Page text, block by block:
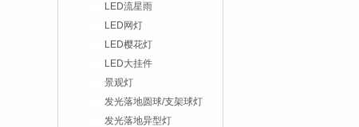
LED流星雨
LED网灯
LED樱花灯
LED大挂件
景观灯
发光落地圆球/支架球灯
发光落地异型灯